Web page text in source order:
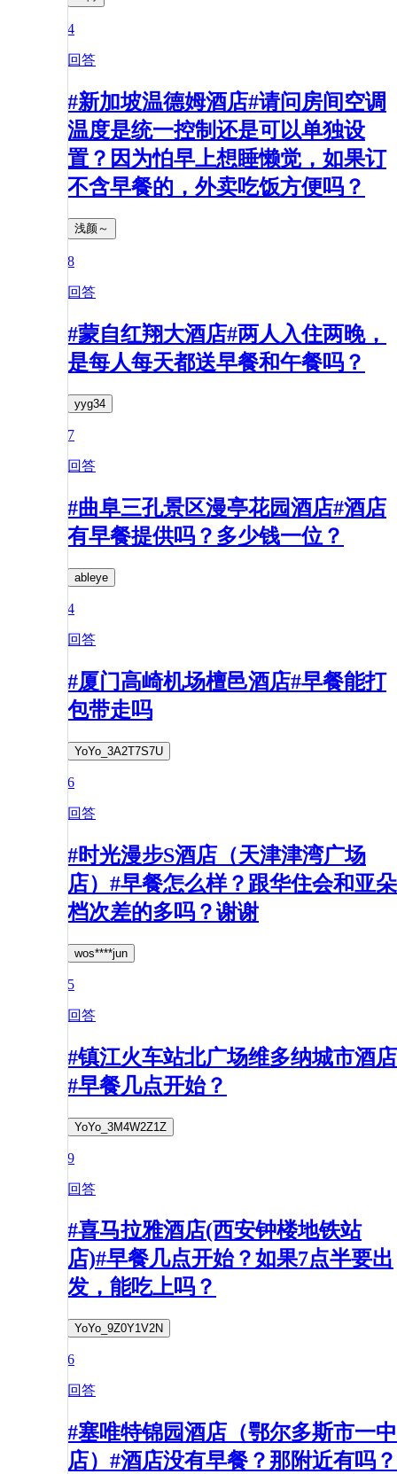
4
回答
#新加坡温德姆酒店#请问房间空调
温度是统一控制还是可以单独设
置？因为怕早上想睡懒觉，如果订
不含早餐的，外卖吃饭方便吗？
浅颜～
8
回答
#蒙自红翔大酒店#两人入住两晚，
是每人每天都送早餐和午餐吗？
yyg34
7
回答
#曲阜三孔景区漫亭花园酒店#酒店
有早餐提供吗？多少钱一位？
ableye
4
回答
#厦门高崎机场檀邑酒店#早餐能打
包带走吗
YoYo_3A2T7S7U
6
回答
#时光漫步S酒店（天津津湾广场
店）#早餐怎么样？跟华住会和亚朵
档次差的多吗？谢谢
wos****jun
5
回答
#镇江火车站北广场维多纳城市酒店
#早餐几点开始？
YoYo_3M4W2Z1Z
9
回答
#喜马拉雅酒店(西安钟楼地铁站
店)#早餐几点开始？如果7点半要出
发，能吃上吗？
YoYo_9Z0Y1V2N
6
回答
#塞唯特锦园酒店（鄂尔多斯市一中
店）#酒店没有早餐？那附近有吗？